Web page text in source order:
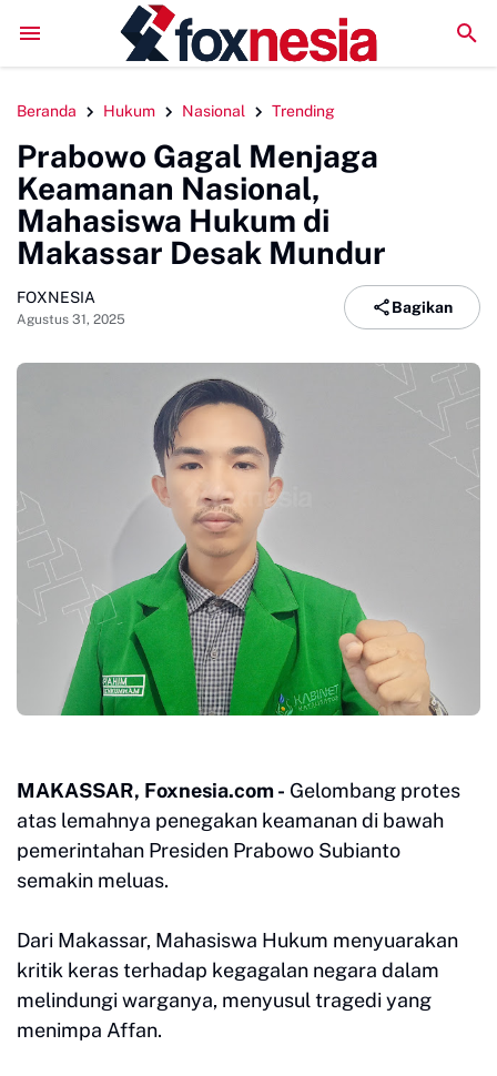
DPRD Sinjai Temui DPRD Morowali Bahas Penanganan Kasus
Beranda Hukum Nasional Trending
Prabowo Gagal Menjaga
Keamanan Nasional,
Mahasiswa Hukum di
Makassar Desak Mundur
FOXNESIA
Agustus 31, 2025
Bagikan
MAKASSAR, Foxnesia.com - Gelombang protes
atas lemahnya penegakan keamanan di bawah
pemerintahan Presiden Prabowo Subianto
semakin meluas.
Dari Makassar, Mahasiswa Hukum menyuarakan
kritik keras terhadap kegagalan negara dalam
melindungi warganya, menyusul tragedi yang
menimpa Affan.